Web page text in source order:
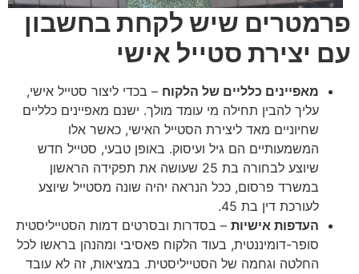
פרמטרים שיש לקחת בחשבון
עם יצירת סטייל אישי
מאפיינים כלליים של הלקוח – בכדי ליצור סטייל אישי,
עליך להבין תחילה מי עומד מולך. ישנם מאפיינים כלליים
שחיוניים מאד ליצירת הסטייל האישי, כאשר אלו
המשמעותיים הם גיל ועיסוק. באופן טבעי, סטייל חדש
שיוצע לבחורה בת 25 שעושה את תפקידה הראשון
במשרד פרסום, ככל הנראה יהיה שונה מסטייל שיוצע
לעורכת דין בת 45.
העדפות אישיות – בסדרות ובסרטים דמות הסטייליסטית
סופר-דומיננטית, בעוד הלקוח פאסיבי ומהנהן בראשו לכל
החלטה וגחמה של הסטייליסטית. במציאות, זה לא עובד